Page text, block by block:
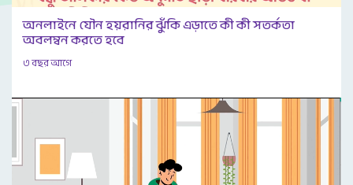
অনলাইনে যৌন হয়রানির ঝুঁকি এড়াতে কী কী সতর্কতা
অবলম্বন করতে হবে
৩ বছর আগে